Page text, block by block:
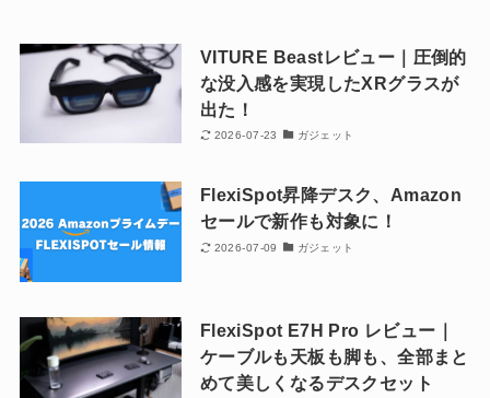
VITURE Beastレビュー｜圧倒的
な没入感を実現したXRグラスが
出た！
2026-07-23 ガジェット
FlexiSpot昇降デスク、Amazon
セールで新作も対象に！
2026-07-09 ガジェット
FlexiSpot E7H Pro レビュー｜
ケーブルも天板も脚も、全部まと
めて美しくなるデスクセット